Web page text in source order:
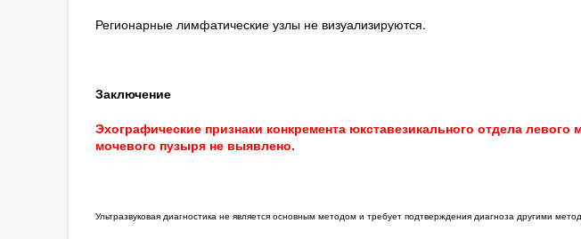
Регионарные лимфатические узлы не визуализируются.
Заключение
Эхографические признаки конкремента юкставезикального отдела
мочевого пузыря не выявлено.
Ультразвуковая диагностика не является основным методом и требует подтверждения диагноза другими